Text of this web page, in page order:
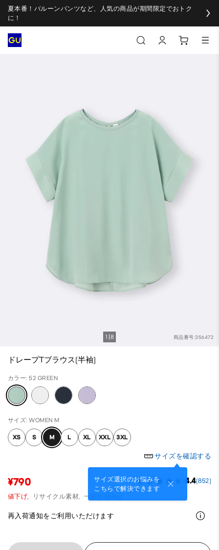
夏本番！バルーンパンツなど、人気の商品が期間限定でおトク
に！
商品番号:356472
1 8
ドレープTブラウス(半袖)
カラー: 52 GREEN
サイズ: WOMEN M
XS S M L XL XXL 3XL
サイズを確認する
サイズ選択のお悩みを
こちらで解決できます
¥790 4.4(852)
値下げ, リサイクル素材, 一部店舗商品
再入荷通知をご利用いただけます